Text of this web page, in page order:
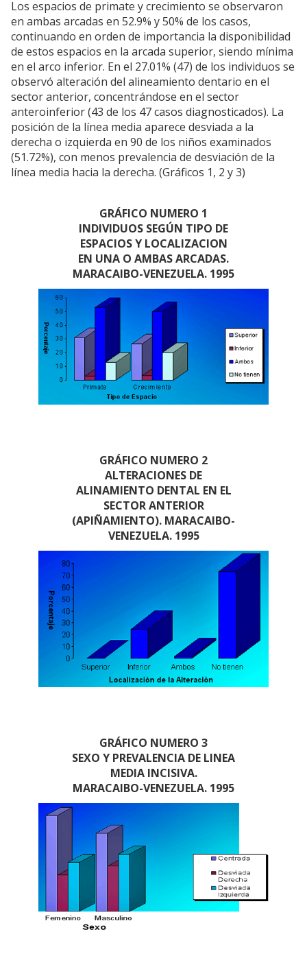
Los espacios de primate y crecimiento se observaron
en ambas arcadas en 52.9% y 50% de los casos,
continuando en orden de importancia la disponibilidad
de estos espacios en la arcada superior, siendo mínima
en el arco inferior. En el 27.01% (47) de los individuos se
observó alteración del alineamiento dentario en el
sector anterior, concentrándose en el sector
anteroinferior (43 de los 47 casos diagnosticados). La
posición de la línea media aparece desviada a la
derecha o izquierda en 90 de los niños examinados
(51.72%), con menos prevalencia de desviación de la
línea media hacia la derecha. (Gráficos 1, 2 y 3)
GRÁFICO NUMERO 1
INDIVIDUOS SEGÚN TIPO DE
ESPACIOS Y LOCALIZACION
EN UNA O AMBAS ARCADAS.
MARACAIBO-VENEZUELA. 1995
GRÁFICO NUMERO 2
ALTERACIONES DE
ALINAMIENTO DENTAL EN EL
SECTOR ANTERIOR
(APIÑAMIENTO). MARACAIBO-
VENEZUELA. 1995
GRÁFICO NUMERO 3
SEXO Y PREVALENCIA DE LINEA
MEDIA INCISIVA.
MARACAIBO-VENEZUELA. 1995